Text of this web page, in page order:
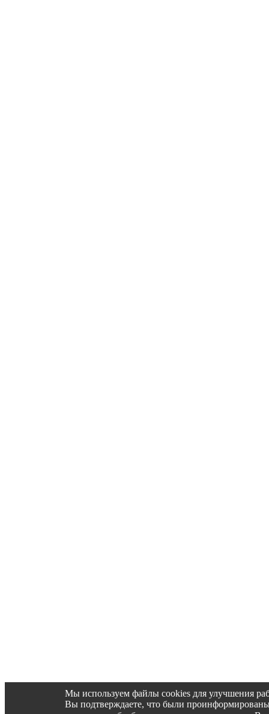
Мы используем файлы cookies для улучшения
Вы подтверждаете, что были